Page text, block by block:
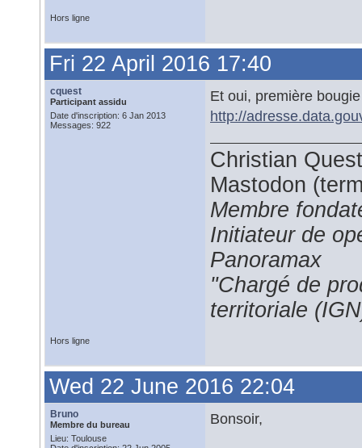
Hors ligne
Fri 22 April 2016 17:40
cquest
Participant assidu
Date d'inscription: 6 Jan 2013
Messages: 922
Et oui, première
http://
Christian
Mastodon
Membre
Initiateur de
Panoramax
"Chargé de
territoriale
Hors ligne
Wed 22 June 2016 22:04
Bruno
Membre du bureau
Lieu: Toulouse
Bonsoir,